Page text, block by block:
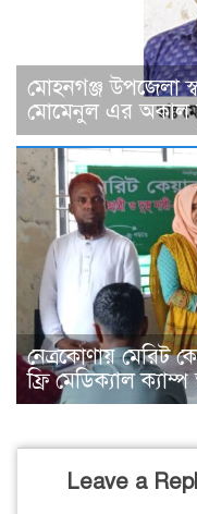
মোহনগঞ্জ উপজেলা
মোমেনুল এর অকাল
নেত্রকোণায় মেরিট
ফ্রি মেডিক্যাল
Leave a